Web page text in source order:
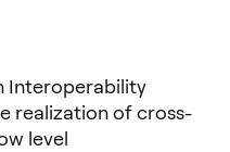
Interoperability
realization of cross-
level